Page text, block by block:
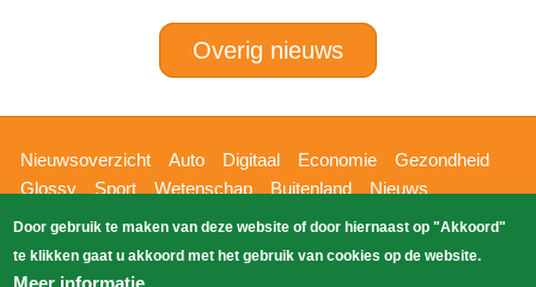
Overig nieuws
Hoofdnavigatie
Nieuwsoverzicht Auto Digitaal Economie
Gezondheid
Glossy
Sport Wetenschap Buitenland
Nieuws
Bizzpress
Blik op 112 Provincies
Weekoverzicht
Zoeken
Copyright Blik Op Nieuws 2026gehost
Door gebruik te maken van deze website of door hiernaast op "Akkoord"
te klikken gaat u akkoord met het gebruik van cookies op de website.
Meer informatie